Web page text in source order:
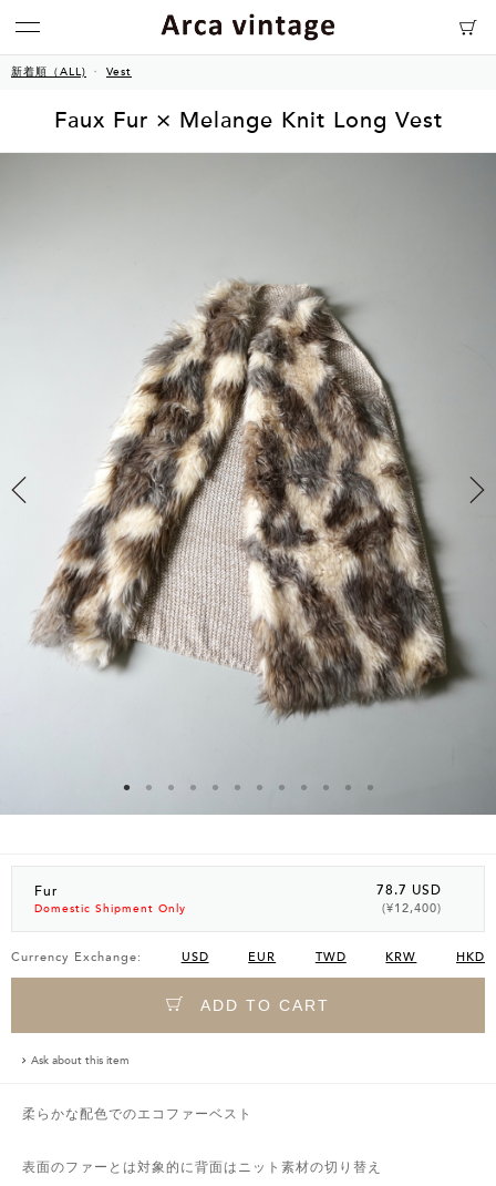
新着順（ALL) Vest
Faux Fur × Melange Knit Long Vest
Fur
Domestic Shipment Only
78.7 USD
(¥12,400)
Currency Exchange: USD EUR TWD KRW HKD
ADD TO CART
Ask about this item
柔らかな配色でのエコファーベスト
表面のファーとは対象的に背面はニット素材の切り替え